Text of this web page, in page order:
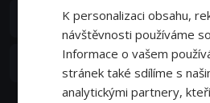
3. epizoda:3. epizoda
2. epizoda:2. epizoda
K personalizaci obsahu,
návštěvnosti používáme
Informace o vašem
stránek také sdílíme s
analytickými partnery,